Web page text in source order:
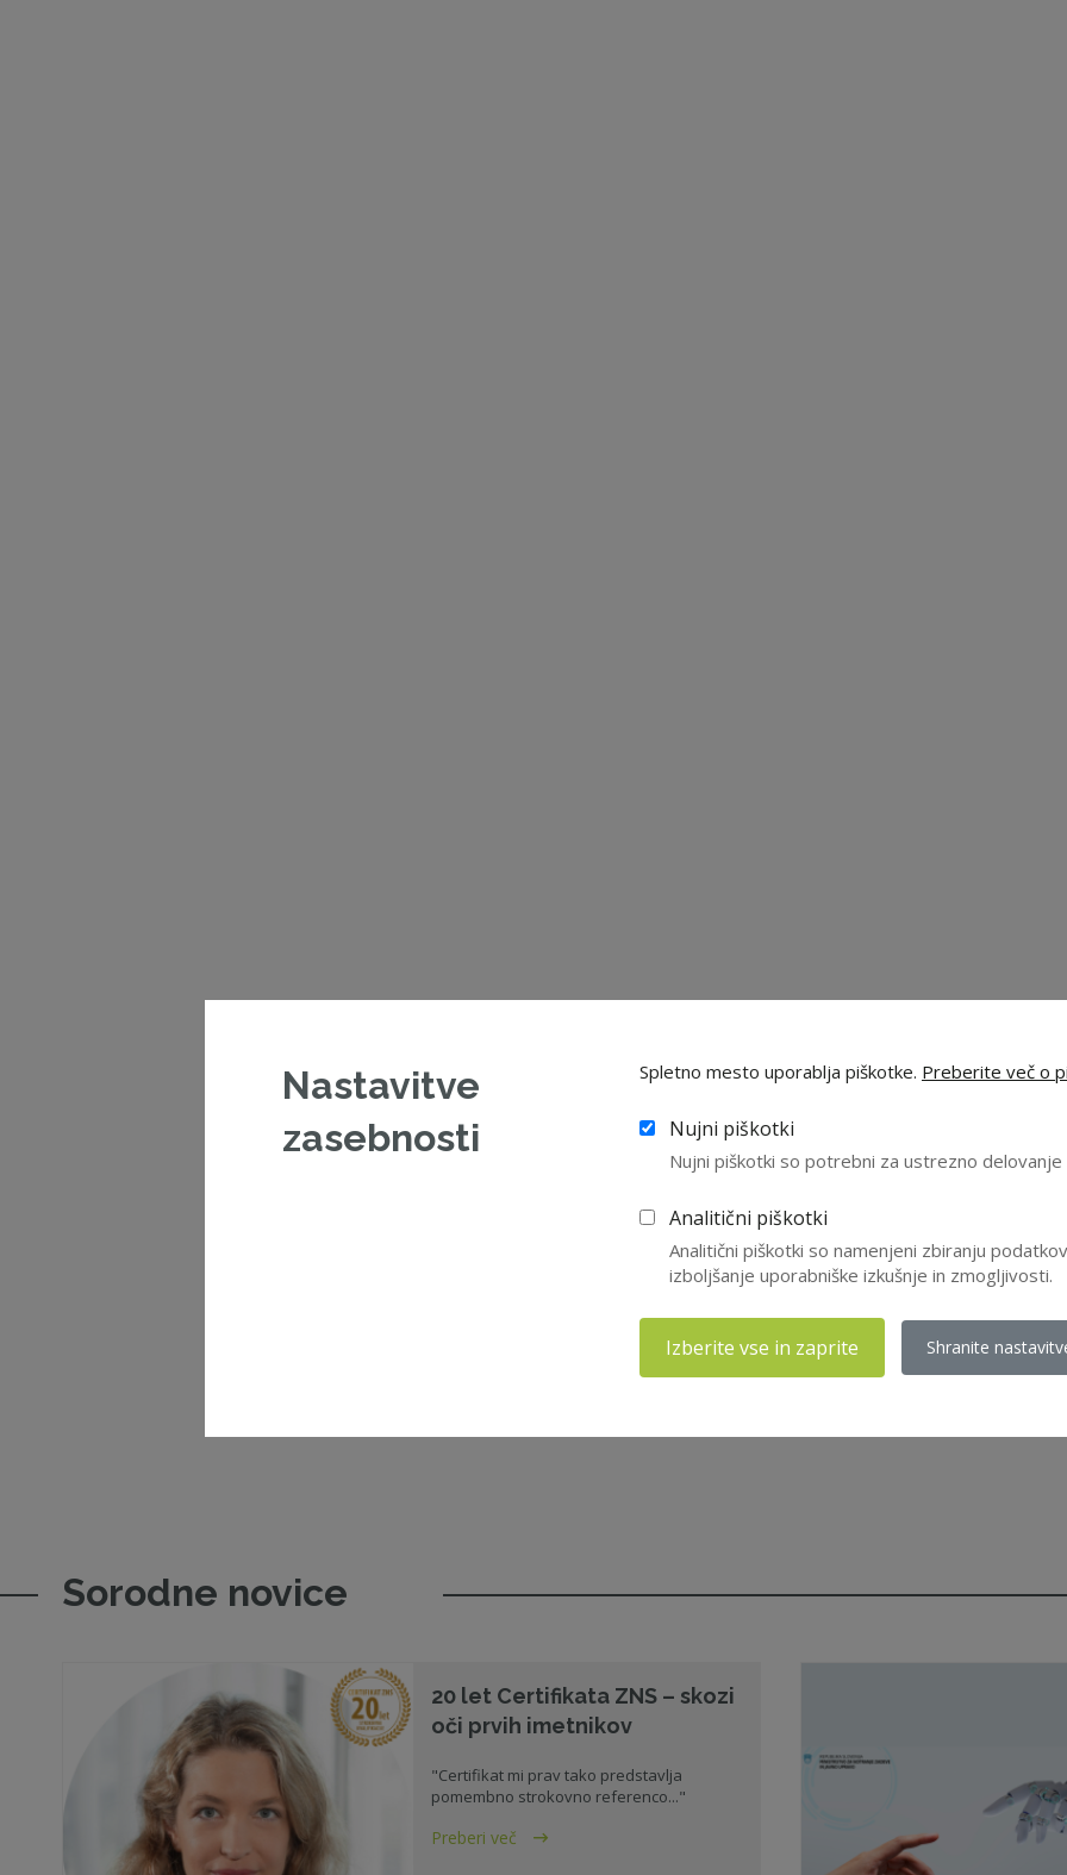
Sorodne novice
20 let Certifikata ZNS – skozi
oči prvih imetnikov
"Certifikat mi prav tako predstavlja
pomembno strokovno referenco..."
Preberi več
Nastavitve
zasebnosti
Spletno mesto uporablja piškotke. Preberite več o
Nujni piškotki
Nujni piškotki so potrebni za ustrezno
Analitični piškotki
Analitični piškotki so namenjeni zbiranju
izboljšanje uporabniške izkušnje in zmogljivosti.
Izberite vse in zaprite Shranite